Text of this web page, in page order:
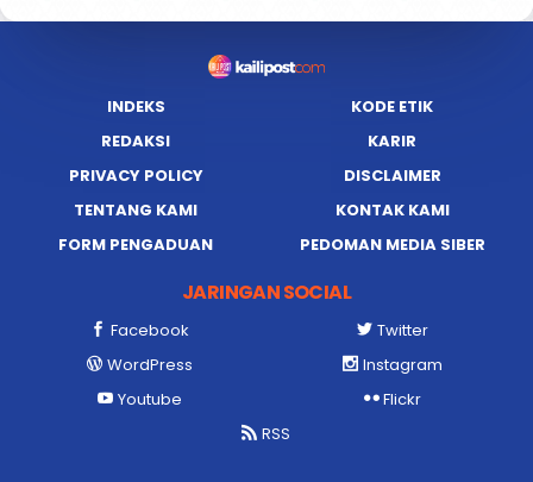
INDEKS
KODE ETIK
REDAKSI
KARIR
PRIVACY POLICY
DISCLAIMER
TENTANG KAMI
KONTAK KAMI
FORM PENGADUAN
PEDOMAN MEDIA SIBER
JARINGAN SOCIAL
Facebook
Twitter
WordPress
Instagram
Youtube
Flickr
RSS